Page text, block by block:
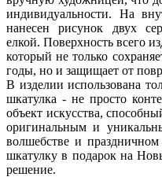
индивидуальности. На
нанесен рисунок двух
елкой. Поверхность всего
который не только
годы, но и защищает от
В изделии использована
шкатулка - не просто
объект искусства,
оригинальным и
волшебстве и
шкатулку в подарок на
решение.